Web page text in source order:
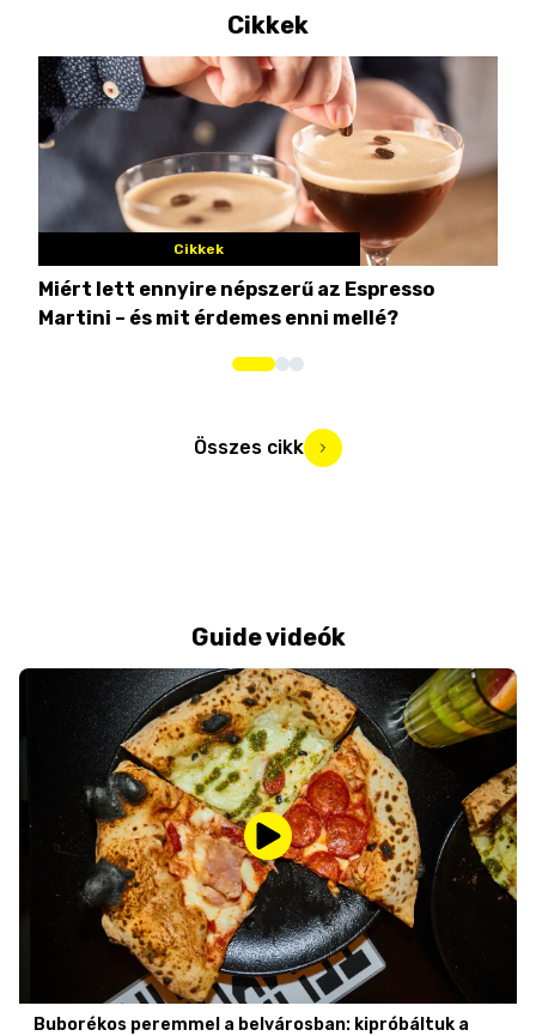
Cikkek
Cikkek
Miért lett ennyire népszerű az Espresso
Martini – és mit érdemes enni mellé?
Összes cikk
Guide videók
Buborékos peremmel a belvárosban: kipróbáltuk a